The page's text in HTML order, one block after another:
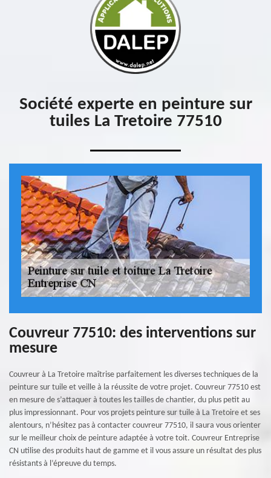
Société experte en peinture sur
tuiles La Tretoire 77510
Couvreur 77510: des interventions sur
mesure
Couvreur à La Tretoire maîtrise parfaitement les diverses techniques de la
peinture sur tuile et veille à la réussite de votre projet. Couvreur 77510 est
en mesure de s’attaquer à toutes les tailles de chantier, du plus petit au
plus impressionnant. Pour vos projets peinture sur tuile à La Tretoire et ses
alentours, n’hésitez pas à contacter couvreur 77510, il saura vous orienter
sur le meilleur choix de peinture adaptée à votre toit. Couvreur Entreprise
CN utilise des produits haut de gamme et il vous assure un résultat des plus
résistants à l’épreuve du temps.